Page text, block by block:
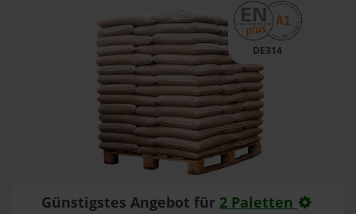
DE314
Günstigstes Angebot für 2 Paletten